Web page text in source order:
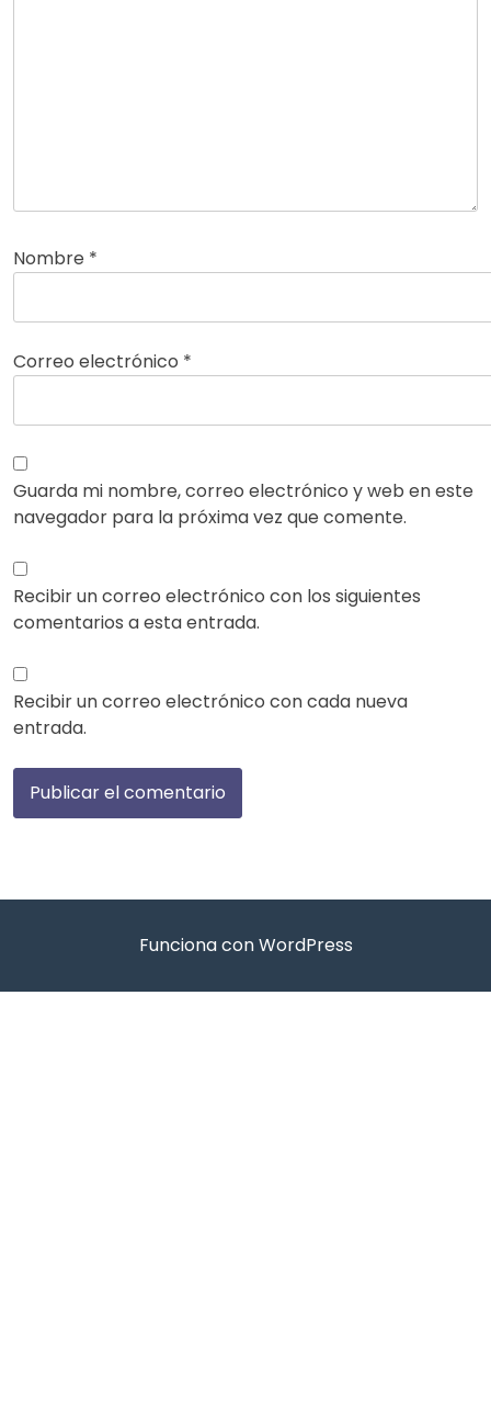
Nombre *
Correo electrónico *
Guarda mi nombre, correo electrónico y web en este
navegador para la próxima vez que comente.
Recibir un correo electrónico con los siguientes
comentarios a esta entrada.
Recibir un correo electrónico con cada nueva
entrada.
Funciona con WordPress